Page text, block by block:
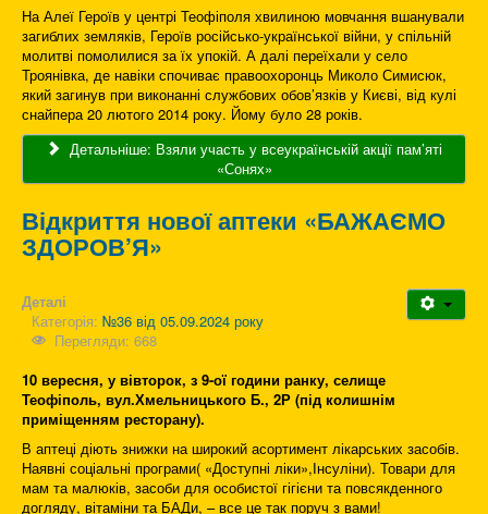
На Алеї Героїв у центрі Теофіполя хвилиною мовчання вшанували
загиблих земляків, Героїв російсько-української війни, у спільній
молитві помолилися за їх упокій. А далі переїхали у село
Троянівка, де навіки спочиває правоохоронць Миколо Симисюк,
який загинув при виконанні службових обов’язків у Києві, від кулі
снайпера 20 лютого 2014 року. Йому було 28 років.
Детальніше: Взяли участь у всеукраїнській акції пам’яті
«Сонях»
Відкриття нової аптеки «БАЖАЄМО
ЗДОРОВ’Я»
Деталі
Категорія: №36 від 05.09.2024 року
Перегляди: 668
10 вересня, у вівторок, з 9-ої години ранку, селище
Теофіполь, вул.Хмельницького Б., 2Р (під колишнім
приміщенням ресторану).
В аптеці діють знижки на широкий асортимент лікарських засобів.
Наявні соціальні програми( «Доступні ліки»,Інсуліни). Товари для
мам та малюків, засоби для особистої гігієни та повсякденного
догляду, вітаміни та БАДи, – все це так поруч з вами!